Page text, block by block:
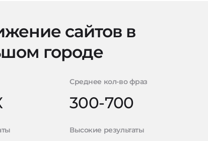
сайтов в
городе
Среднее кол-во фраз
300-700
Высокие результаты